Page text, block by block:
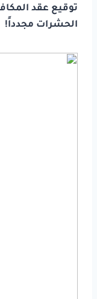
توقيع عقد
الحشرات مجدداً!